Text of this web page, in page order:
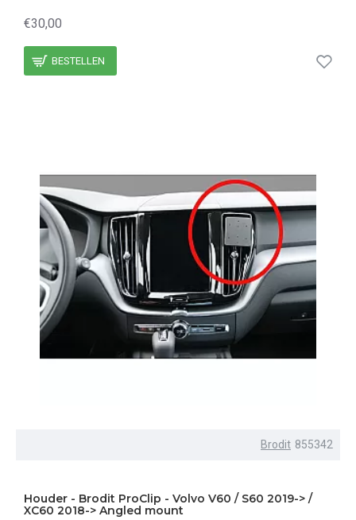
€30,00
BESTELLEN
Brodit 855342
Houder - Brodit ProClip - Volvo V60 / S60 2019-> /
XC60 2018-> Angled mount